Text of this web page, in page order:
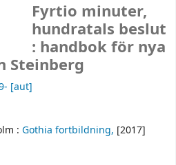
Fyrtio minuter,
hundratals beslut
: handbok för nya
Steinberg
[aut]
: Gothia fortbildning, [2017]